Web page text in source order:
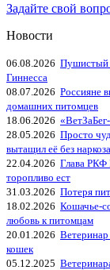
Задайте свой
Новости
06.08.2026 Пушистый
Гиннесса
08.07.2026 Россияне
домашних питомцев
18.06.2026
28.05.2026 Просто
вытащил её без
22.04.2026 Глава РКФ
торопливо ест
31.03.2026 Потеря
18.02.2026 Кошачье-
любовь к питомцам
20.01.2026
кошек
05.12.2025